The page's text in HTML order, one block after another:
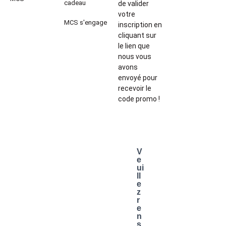
cadeau
MCS s'engage
de valider
votre
inscription en
cliquant sur
le lien que
nous vous
avons
envoyé pour
recevoir le
code promo !
V
e
ui
e
z
r
e
n